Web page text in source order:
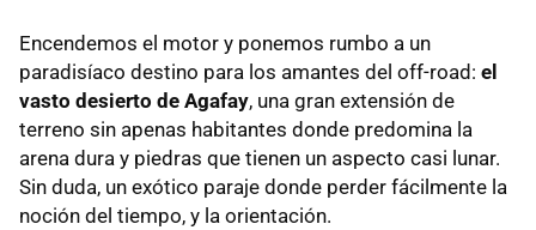
Encendemos el motor y ponemos rumbo a un
paradisíaco destino para los amantes del off-road: el
vasto desierto de Agafay, una gran extensión de
terreno sin apenas habitantes donde predomina la
arena dura y piedras que tienen un aspecto casi lunar.
Sin duda, un exótico paraje donde perder fácilmente la
noción del tiempo, y la orientación.